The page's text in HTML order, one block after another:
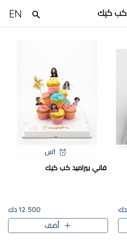
كب كيك EN
1س
فاني بيراميد كب كيك
12.500 دك
أضف